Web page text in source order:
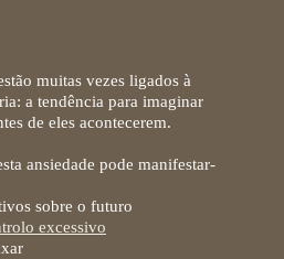
muitas vezes ligados à
a tendência para imaginar
de eles acontecerem.
ansiedade pode manifestar-
sobre o futuro
excessivo